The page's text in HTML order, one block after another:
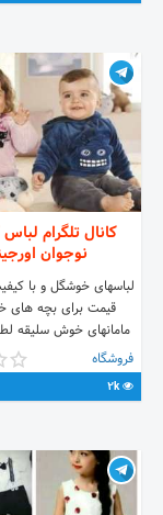
کانال تلگرام
نوجوان
لباسهای خوشگل و با
قیمت برای بچه های
مامانهای خوش سلیقه
سفارش به این آیدی
@n_emami
فروشگاه
2k